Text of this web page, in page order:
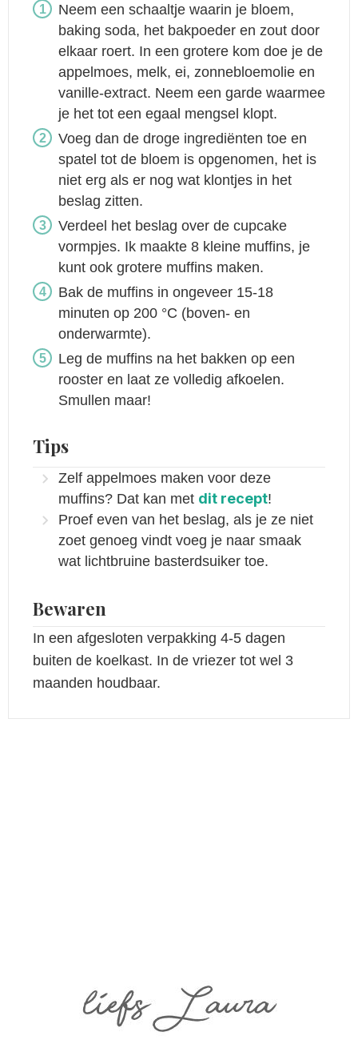
Neem een schaaltje waarin je bloem,
baking soda, het bakpoeder en zout door
elkaar roert. In een grotere kom doe je de
appelmoes, melk, ei, zonnebloemolie en
vanille-extract. Neem een garde waarmee
je het tot een egaal mengsel klopt.
Voeg dan de droge ingrediënten toe en
spatel tot de bloem is opgenomen, het is
niet erg als er nog wat klontjes in het
beslag zitten.
Verdeel het beslag over de cupcake
vormpjes. Ik maakte 8 kleine muffins, je
kunt ook grotere muffins maken.
Bak de muffins in ongeveer 15-18
minuten op 200 °C (boven- en
onderwarmte).
Leg de muffins na het bakken op een
rooster en laat ze volledig afkoelen.
Smullen maar!
Tips
Zelf appelmoes maken voor deze
muffins? Dat kan met dit recept!
Proef even van het beslag, als je ze niet
zoet genoeg vindt voeg je naar smaak
wat lichtbruine basterdsuiker toe.
Bewaren
In een afgesloten verpakking 4-5 dagen
buiten de koelkast. In de vriezer tot wel 3
maanden houdbaar.